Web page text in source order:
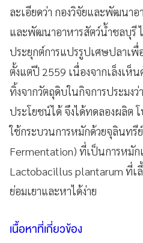
ละเอียดว่า กองวิจัยและพัฒนาอ
และพัฒนาอาหารสัตว์น้ำชลบุรี
ประยุกต์การแปรรูปเศษปลาเพื่
ตั้งแต่ปี 2559 เนื่องจากเล็งเห็
ทิ้งจากวัตถุดิบในกิจการประมง
ประโยชน์ได้ จึงได้ทดลองผลิต
ใช้กระบวนการหมักด้วยจุลินทรี
Fermentation) ที่เป็นการหมัก
Lactobacillus plantarum ที่เ
ย่อมเยาและหาได้ง่าย
เนื้อหาที่เกี่ยวข้อง